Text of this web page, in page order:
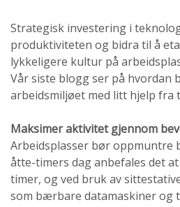
Strategisk investering i
produktiviteten og bidra til å
lykkeligere kultur på
Vår siste blogg ser på hvordan
arbeidsmiljøet med litt hjelp fra
Maksimer aktivitet gjennom
Arbeidsplasser bør oppmuntre
åtte-timers dag anbefales det
timer, og ved bruk av
som bærbare datamaskiner og